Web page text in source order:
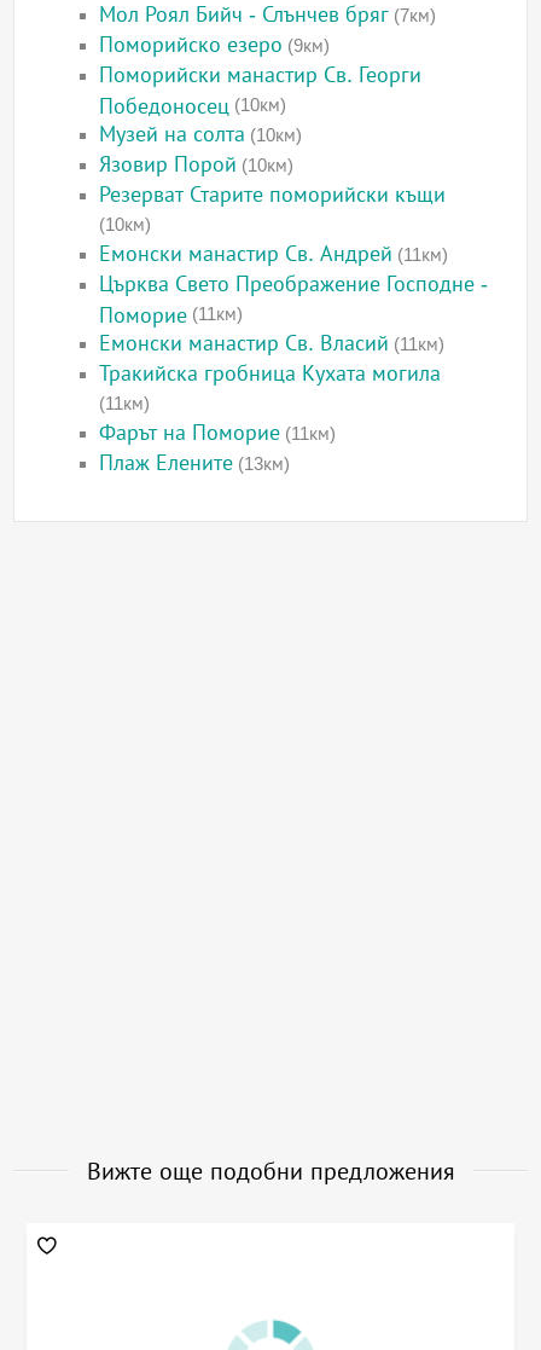
Мол Роял Бийч - Слънчев бряг (7км)
Поморийско езеро (9км)
Поморийски манастир Св. Георги
Победоносец (10км)
Музей на солта (10км)
Язовир Порой (10км)
Резерват Старите поморийски къщи
(10км)
Емонски манастир Св. Андрей (11км)
Църква Свето Преображение Господне -
Поморие (11км)
Емонски манастир Св. Власий (11км)
Тракийска гробница Кухата могила
(11км)
Фарът на Поморие (11км)
Плаж Елените (13км)
Вижте още подобни предложения